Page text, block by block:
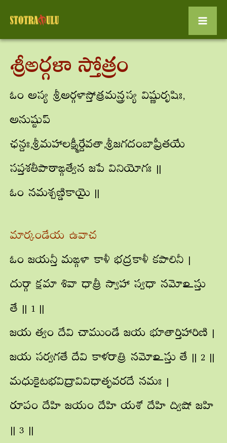
Skip
to
contentశ్రీఅర్గళా స్తోత్రం
ఓం అస్య శ్రీఅర్గళాస్తోత్రమన్త్రస్య విష్ణురృషిః,
అనుష్టుప్
ఛన్దః,శ్రీమహాలక్ష్మీర్దేవతా,శ్రీజగదంబాప్రీతయే
సప్తశతీపాఠాఙ్గత్వేన జపే వినియోగః ||
ఓం నమశ్చణ్డికాయై ||
మార్కండేయ ఉవాచ
ఓం జయన్తీ మఙ్గళా కాళీ భద్రకాళీ కపాలినీ |
దుర్గా క్షమా శివా ధాత్రీ స్వాహా స్వధా నమోఽస్తు
తే || 1 ||
జయ త్వం దేవి చాముండే జయ భూతార్తిహారిణి |
జయ సర్వగతే దేవి కాళరాత్రి నమోఽస్తు తే || 2 ||
మధుకైటభవిద్రావివిధాతృవరదే నమః |
రూపం దేహి జయం దేహి యశో దేహి ద్విషో జహి
|| 3 ||